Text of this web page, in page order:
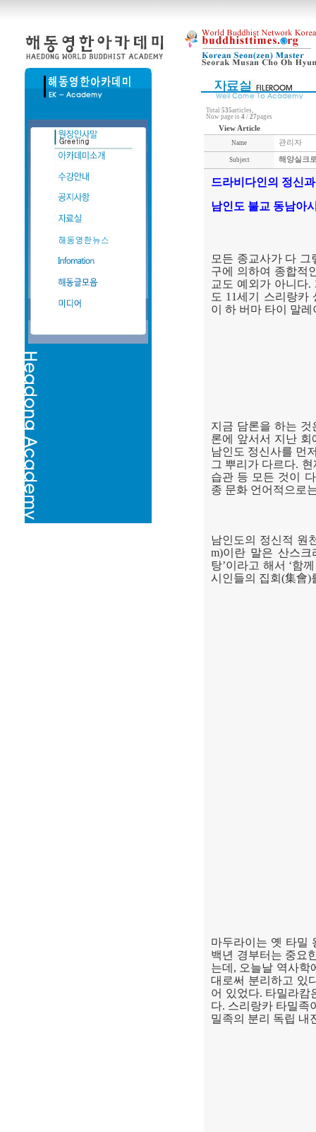
Total 535articles,
Now page is 4 / 27pages
View Article
Name 관리자
Subject 해양실크
드라비다인의 정신
남인도 불교 동남아
모든 종교사가 다 그
구에 의하여 종합적
교도 예외가 아니다.
도 11세기 스리랑카
이 하 버마 타이 말
지금 담론을 하는
론에 앞서서 지난
남인도 정신사를 먼
그 뿌리가 다르다. 현
습관 등 모든 것이
종 문화 언어적으로
남인도의 정신적 원
m)이란 말은 산스크
탕’이라고 해서 ‘함
시인들의 집회 (集會)
마두라이는 옛 타밀
백년 경부터는 중요
는데 , 오늘날 역사학
대로써 분리하고 있
어 있었다. 타밀라캄
다. 스리랑카 타밀족
밀족의 분리 독립 내